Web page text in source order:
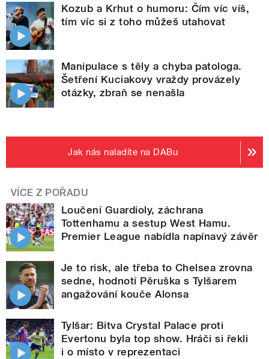
Kozub a Krhut o humoru: Čím víc víš,
tím víc si z toho můžeš utahovat
Manipulace s těly a chyba patologa.
Šetření Kuciakovy vraždy provázely
otázky, zbraň se nenašla
Jak nás naladíte na DABu
VÍCE Z POŘADU
Loučení Guardioly, záchrana
Tottenhamu a sestup West Hamu.
Premier League nabídla napínavý závěr
Je to risk, ale třeba to Chelsea zrovna
sedne, hodnotí Pěruška s Tylšarem
angažování kouče Alonsa
Tylšar: Bitva Crystal Palace proti
Evertonu byla top show. Hráči si řekli
i o místo v reprezentaci